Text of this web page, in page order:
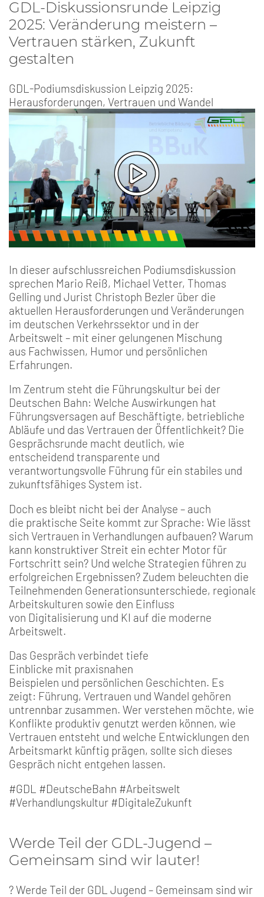
GDL-Diskussionsrunde Leipzig
2025: Veränderung meistern –
Vertrauen stärken, Zukunft
gestalten
GDL-Podiumsdiskussion Leipzig 2025:
Herausforderungen, Vertrauen und Wandel
In dieser aufschlussreichen Podiumsdiskussion
sprechen Mario Reiß, Michael Vetter, Thomas
Gelling und Jurist Christoph Bezler über die
aktuellen Herausforderungen und Veränderungen
im deutschen Verkehrssektor und in der
Arbeitswelt – mit einer gelungenen Mischung
aus Fachwissen, Humor und persönlichen
Erfahrungen.
Im Zentrum steht die Führungskultur bei der
Deutschen Bahn: Welche Auswirkungen hat
Führungsversagen auf Beschäftigte, betriebliche
Abläufe und das Vertrauen der Öffentlichkeit? Die
Gesprächsrunde macht deutlich, wie
entscheidend transparente und
verantwortungsvolle Führung für ein stabiles und
zukunftsfähiges System ist.
Doch es bleibt nicht bei der Analyse – auch
die praktische Seite kommt zur Sprache: Wie lässt
sich Vertrauen in Verhandlungen aufbauen? Warum
kann konstruktiver Streit ein echter Motor für
Fortschritt sein? Und welche Strategien führen zu
erfolgreichen Ergebnissen? Zudem beleuchten die
Teilnehmenden Generationsunterschiede, regionale
Arbeitskulturen sowie den Einfluss
von Digitalisierung und KI auf die moderne
Arbeitswelt.
Das Gespräch verbindet tiefe
Einblicke mit praxisnahen
Beispielen und persönlichen Geschichten. Es
zeigt: Führung, Vertrauen und Wandel gehören
untrennbar zusammen. Wer verstehen möchte, wie
Konflikte produktiv genutzt werden können, wie
Vertrauen entsteht und welche Entwicklungen den
Arbeitsmarkt künftig prägen, sollte sich dieses
Gespräch nicht entgehen lassen.
#GDL #DeutscheBahn #Arbeitswelt
#Verhandlungskultur #DigitaleZukunft
Werde Teil der GDL-Jugend –
Gemeinsam sind wir lauter!
? Werde Teil der GDL Jugend – Gemeinsam sind wir